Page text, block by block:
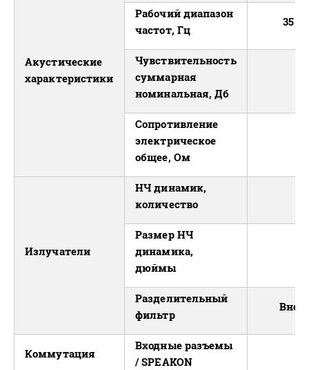
Акустические
характеристики
Рабочий диапазон
частот, Гц
35 -
Чувствительность
суммарная
номинальная, Дб
Сопротивление
электрическое
общее, Ом
Излучатели
НЧ динамик,
количество
Размер НЧ
динамика,
дюймы
Разделительный
фильтр
Коммутация
Входные разъемы
/ SPEAKON